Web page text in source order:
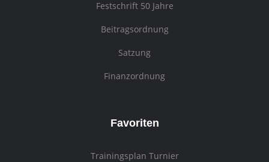
Festschrift 50 Jahre
Beitragsordnung
Satzung
Finanzordnung
Favoriten
Trainingsplan Turnier